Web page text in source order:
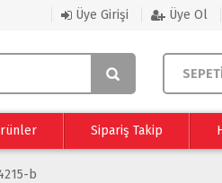
Üye Girişi Üye Ol
Sipariş Takip
b